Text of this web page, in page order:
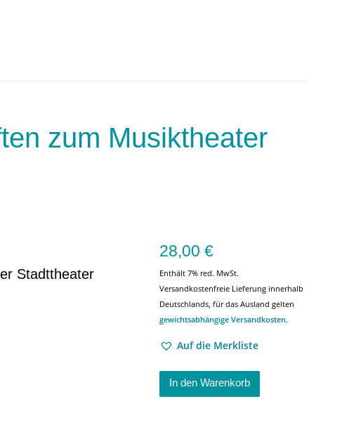
zum Musiktheater
Stadttheater
28,00 €
Enthält 7% red. MwSt.
Versandkostenfreie Lieferung innerhalb
Deutschlands, für das Ausland gelten
gewichtsabhängige Versandkosten.
Auf die Merkliste
In den Warenkorb